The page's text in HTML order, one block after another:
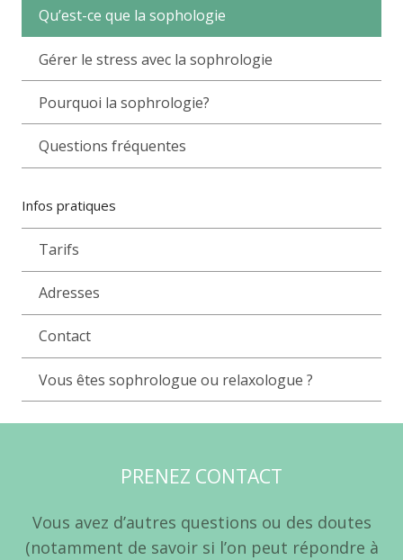
Qu’est-ce que la sophologie
Gérer le stress avec la sophrologie
Pourquoi la sophrologie?
Questions fréquentes
Infos pratiques
Tarifs
Adresses
Contact
Vous êtes sophrologue ou relaxologue ?
PRENEZ CONTACT
Vous avez d’autres questions ou des doutes
(notamment de savoir si l’on peut répondre à